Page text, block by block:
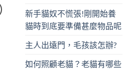
新手貓奴不慌張!剛開始養
貓時到底要準備甚麼物品呢
主人出遠門，毛孩該怎辦?
如何照顧老貓？老貓有哪些